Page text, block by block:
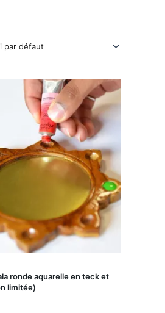
ronde aquarelle en teck et
limitée)